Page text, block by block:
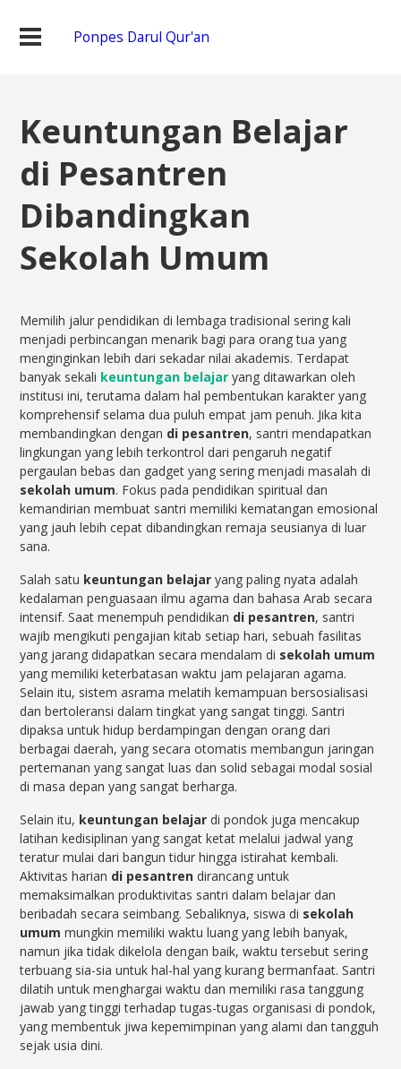
Ponpes Darul Qur'an
Keuntungan Belajar
di Pesantren
Dibandingkan
Sekolah Umum
Memilih jalur pendidikan di lembaga tradisional sering kali
menjadi perbincangan menarik bagi para orang tua yang
menginginkan lebih dari sekadar nilai akademis. Terdapat
banyak sekali keuntungan belajar yang ditawarkan oleh
institusi ini, terutama dalam hal pembentukan karakter yang
komprehensif selama dua puluh empat jam penuh. Jika kita
membandingkan dengan di pesantren, santri mendapatkan
lingkungan yang lebih terkontrol dari pengaruh negatif
pergaulan bebas dan gadget yang sering menjadi masalah di
sekolah umum. Fokus pada pendidikan spiritual dan
kemandirian membuat santri memiliki kematangan emosional
yang jauh lebih cepat dibandingkan remaja seusianya di luar
sana.
Salah satu keuntungan belajar yang paling nyata adalah
kedalaman penguasaan ilmu agama dan bahasa Arab secara
intensif. Saat menempuh pendidikan di pesantren, santri
wajib mengikuti pengajian kitab setiap hari, sebuah fasilitas
yang jarang didapatkan secara mendalam di sekolah umum
yang memiliki keterbatasan waktu jam pelajaran agama.
Selain itu, sistem asrama melatih kemampuan bersosialisasi
dan bertoleransi dalam tingkat yang sangat tinggi. Santri
dipaksa untuk hidup berdampingan dengan orang dari
berbagai daerah, yang secara otomatis membangun jaringan
pertemanan yang sangat luas dan solid sebagai modal sosial
di masa depan yang sangat berharga.
Selain itu, keuntungan belajar di pondok juga mencakup
latihan kedisiplinan yang sangat ketat melalui jadwal yang
teratur mulai dari bangun tidur hingga istirahat kembali.
Aktivitas harian di pesantren dirancang untuk
memaksimalkan produktivitas santri dalam belajar dan
beribadah secara seimbang. Sebaliknya, siswa di sekolah
umum mungkin memiliki waktu luang yang lebih banyak,
namun jika tidak dikelola dengan baik, waktu tersebut sering
terbuang sia-sia untuk hal-hal yang kurang bermanfaat. Santri
dilatih untuk menghargai waktu dan memiliki rasa tanggung
jawab yang tinggi terhadap tugas-tugas organisasi di pondok,
yang membentuk jiwa kepemimpinan yang alami dan tangguh
sejak usia dini.